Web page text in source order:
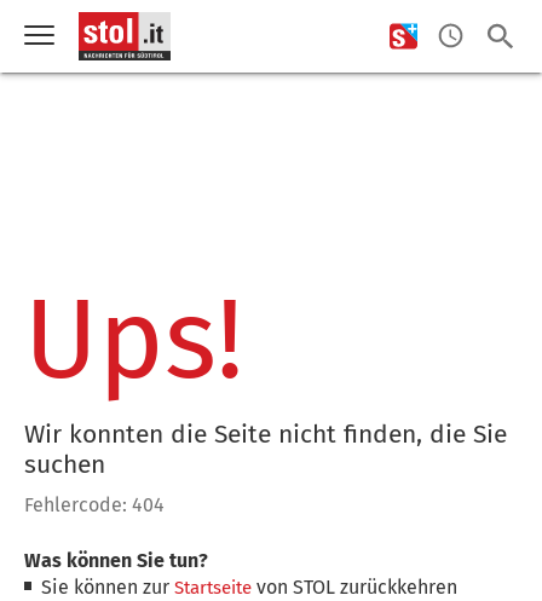
Ups!
Wir konnten die Seite nicht finden, die Sie
suchen
Fehlercode: 404
Was können Sie tun?
Sie können zurStartseite von STOL zurückkehren